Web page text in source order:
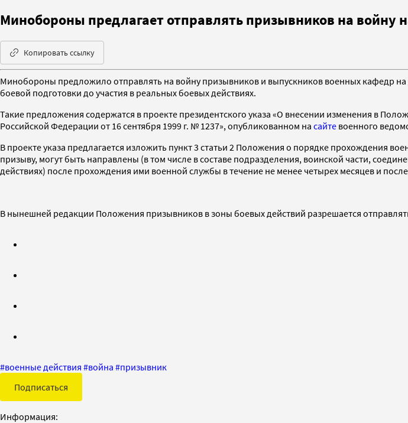
Минобороны предлагает отправлять призывников на войну
Копировать ссылку
Минобороны предложило отправлять на войну призывников и выпускников военных кафедр
боевой подготовки до участия в реальных боевых действиях.
Такие предложения содержатся в проекте президентского указа «О внесении изменения в
Российской Федерации от 16 сентября 1999 г. № 1237», опубликованном на сайте военного
В проекте указа предлагается изложить пункт 3 статьи 2 Положения о порядке прохождения
призыву, могут быть направлены (в том числе в составе подразделения, воинской части,
действиях) после прохождения ими военной службы в течение не менее четырех месяцев и
В нынешней редакции Положения призывников в зоны боевых действий разрешается
#военные действия #война #призывник
Подписаться
Информация: